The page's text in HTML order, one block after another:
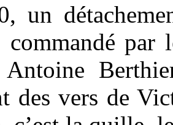
un
commandé
des vers de